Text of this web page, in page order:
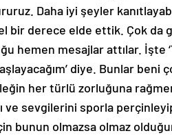
Daha iyi şeyler
bir derece elde ettik. Çok da
hemen mesajlar attılar. İşte
diye. Bunlar beni
her türlü zorluğuna
ve sevgilerini sporla
bunun olmazsa olmaz